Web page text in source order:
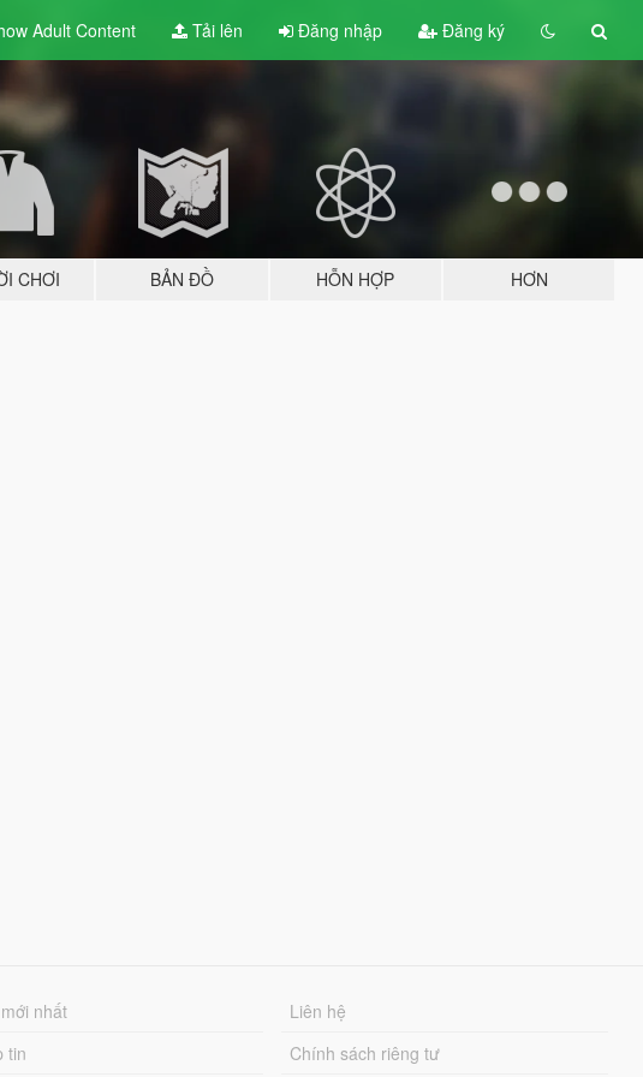
AdultContent Tải lên Đăng nhập Đăng ký
CHƠI BẢN ĐỒ HỖN HỢP HƠN
nhất
tin
Liên hệ
Chính sách riêng tư